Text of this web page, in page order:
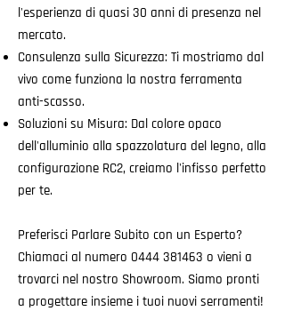
l'esperienza di quasi 30 anni di presenza nel
mercato.
Consulenza sulla Sicurezza: Ti mostriamo dal
vivo come funziona la nostra ferramenta
anti-scasso.
Soluzioni su Misura: Dal colore opaco
dell'alluminio alla spazzolatura del legno, alla
configurazione RC2, creiamo l'infisso perfetto
per te.
Preferisci Parlare Subito con un Esperto?
Chiamaci al numero 0444 381463 o vieni a
trovarci nel nostro Showroom. Siamo pronti
a progettare insieme i tuoi nuovi serramenti!